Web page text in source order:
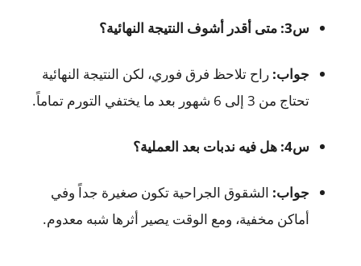
س3: متى أقدر أشوف النتيجة النهائية؟
جواب: راح تلاحظ فرق فوري، لكن النتيجة النهائية
تحتاج من 3 إلى 6 شهور بعد ما يختفي التورم تماماً.
س4: هل فيه ندبات بعد العملية؟
جواب: الشقوق الجراحية تكون صغيرة جداً وفي
أماكن مخفية، ومع الوقت يصير أثرها شبه معدوم.